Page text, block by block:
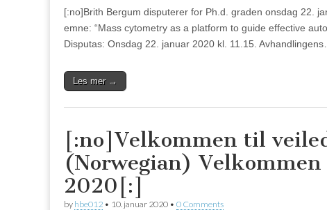
[:no]Brith Bergum disputerer for Ph.d. graden onsdag 22.
emne: “Mass cytometry as a platform to guide effective
Disputas: Onsdag 22. januar 2020 kl. 11.15. Avhandlingens…
Les mer →
[:no]Velkommen til
(Norwegian)
2020[:]
by hbe012 • 10. januar 2020 • 0 Comments